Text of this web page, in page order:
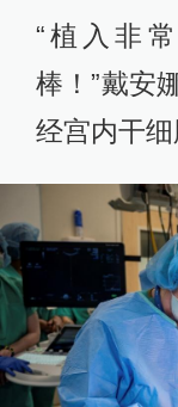
“植入非
棒！”戴安
经宫内干细